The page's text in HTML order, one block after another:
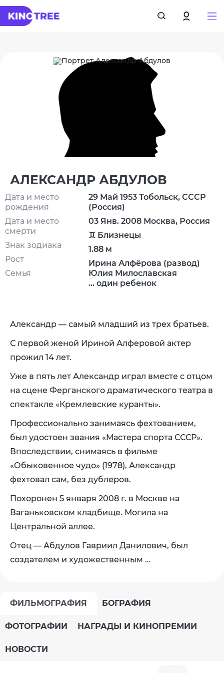
АЛЕКСАНДР АБДУЛОВ
Дата и место
рождения
Дата и место
смерти
Знак зодиака
Рост
Семья
29 Май 1953 Тобольск, СССР
(Россия)
03 Янв. 2008 Москва, Россия
♊ Близнецы
1.88 м
Ирина Алфёрова (развод)
Юлия Милославская
... один ребенок
Александр — самый младший из трех братьев.
С первой женой Ириной Алферовой актер
прожил 14 лет.
Уже в пять лет Александр играл вместе с отцом
на сцене Ферганского драматического театра в
спектакле «Кремлевские куранты».
Профессионально занимаясь фехтованием,
был удостоен звания «Мастера спорта СССР».
Впоследствии, снимаясь в фильме
«Обыковенное чудо» (1978), Александр
фехтовал сам, без дублеров.
Похоронен 5 января 2008 г. в Москве на
Ваганьковском кладбище. Могила на
Центральной аллее.
Отец — Абдулов Гавриил Данилович, был
создателем и художественным …
ФИЛЬМОГРАФИЯ БОГРАФИЯ
ФОТОГРАФИИ НАГРАДЫ И КИНОПРЕМИИ
НОВОСТИ